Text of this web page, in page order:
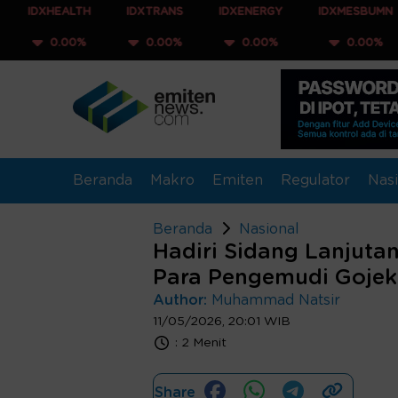
IDXTRANS
0.00%
IDXENERGY
0.00%
IDXMESBUMN
0.00%
Beranda Makro Emiten Regulator
Beranda Nasional
Hadiri Sidang
Para Pengemudi Gojek
Author: Muhammad Natsir
11/05/2026, 20:01 WIB
: 2 Menit
Share